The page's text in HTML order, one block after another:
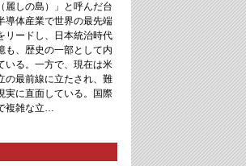
麗しの島）」と呼んだ台
導体産業で世界の最先端
リードし、日本統治時代
も、歴史の一部として内
いる。一方で、現在は米
の最前線に立たされ、難
実に直面している。国際
複雑な立…